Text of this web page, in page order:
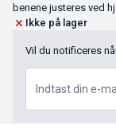
benene justeres ved
Ikke på lager
Vil du notificeres